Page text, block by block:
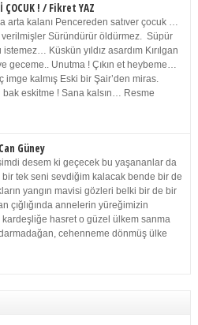
ÇOCUK ! / Fikret YAZ
arta kalanı Pencereden satıver çocuk …
verilmişler Süründürür öldürmez. Süpür
Küskün yıldız asardım Kırılgan
geceme.. Unutma ! Çıkın et heybeme…
imge kalmış Eski bir Şair’den miras.
bak eskitme ! Sana kalsın… Resme
Güney
desem ki geçecek bu yaşananlar da
tek seni sevdiğim kalacak bende bir de
yangın mavisi gözleri belki bir de bir
çığlığında annelerin yüreğimizin
kardeşliğe hasret o güzel ülkem sanma
cehenneme dönmüş ülke